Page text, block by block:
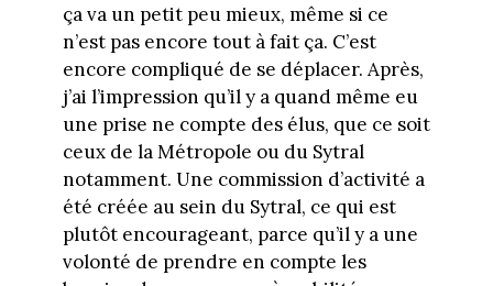
ça va un petit peu mieux, même si ce
n’est pas encore tout à fait ça. C’est
encore compliqué de se déplacer. Après,
j’ai l’impression qu’il y a quand même eu
une prise ne compte des élus, que ce soit
ceux de la Métropole ou du Sytral
notamment. Une commission d’activité a
été créée au sein du Sytral, ce qui est
plutôt encourageant, parce qu’il y a une
volonté de prendre en compte les